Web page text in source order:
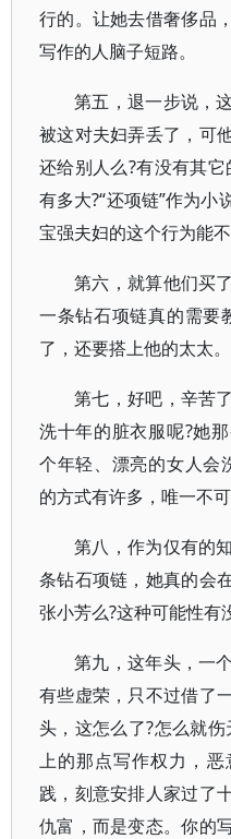
行的。让她去借奢侈品
写作的人脑子短路。
第五，退一步说，
被这对夫妇弄丢了，可
还给别人么?有没有其
有多大?“还项链”作为小
宝强夫妇的这个行为能
第六，就算他们买
一条钻石项链真的需要
了，还要搭上他的太太。
第七，好吧，辛苦
洗十年的脏衣服呢?她
个年轻、漂亮的女人会
的方式有许多，唯一不
第八，作为仅有的
条钻石项链，她真的会
张小芳么?这种可能性有
第九，这年头，一
有些虚荣，只不过借了
头，这怎么了?怎么就
上的那点写作权力，
践，刻意安排人家过了
仇富，而是变态。你的